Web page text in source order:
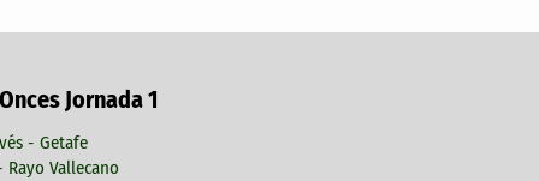
Jornada 1
- Getafe
Rayo Vallecano